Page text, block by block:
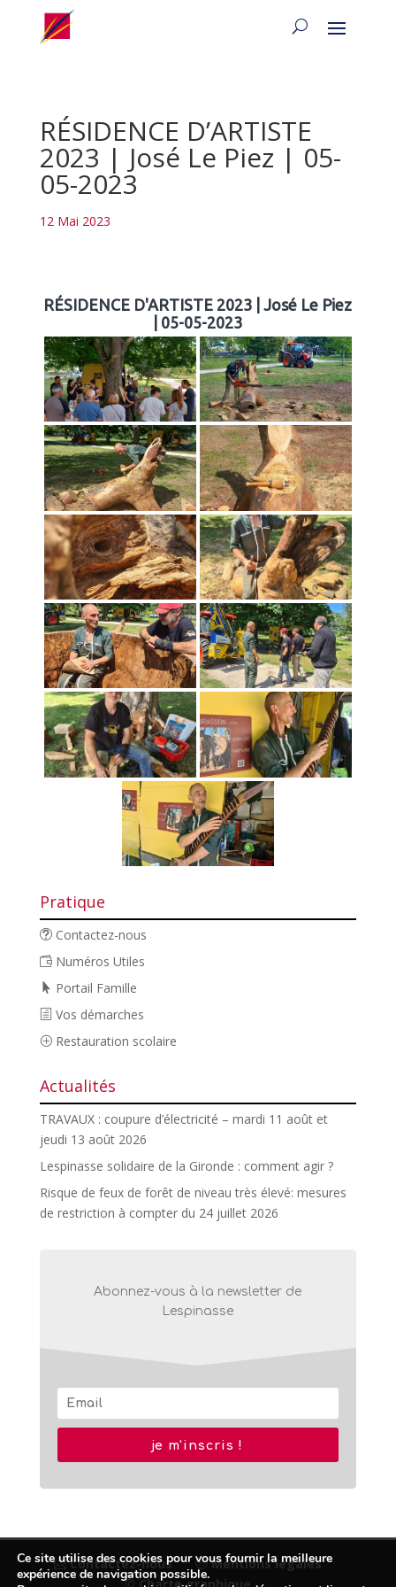
RÉSIDENCE D’ARTISTE
2023 | José Le Piez | 05-
05-2023
12 Mai 2023
RÉSIDENCE D'ARTISTE 2023 | José Le Piez
| 05-05-2023
Pratique
Contactez-nous
Numéros Utiles
Portail Famille
Vos démarches
Restauration scolaire
Actualités
TRAVAUX : coupure d’électricité – mardi 11 août et
jeudi 13 août 2026
Lespinasse solidaire de la Gironde : comment agir ?
Risque de feux de forêt de niveau très élevé: mesures
de restriction à compter du 24 juillet 2026
Abonnez-vous à la newsletter de
Lespinasse
je m'inscris !
Contactez-nous
Mentions légales
Ce site utilise des cookies pour vous fournir la meilleure
expérience de navigation possible.